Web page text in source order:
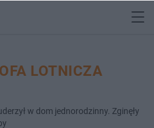
LOTNICZA
w dom jednorodzinny. Zginęły